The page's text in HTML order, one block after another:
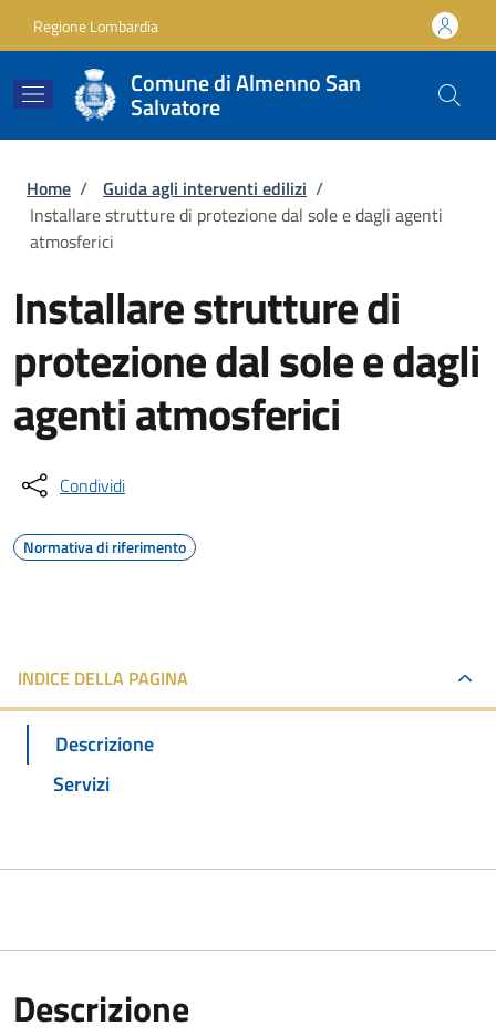
Regione Lombardia
Comune di Almenno San
Salvatore
Briciole di pane
Home / Guida agli interventi edilizi /
Installare strutture di protezione dal sole e dagli agenti
atmosferici
Installare strutture di
protezione dal sole e dagli
agenti atmosferici
Condividi
Normativa di riferimento
INDICE DELLA PAGINA
Descrizione
Servizi
Descrizione